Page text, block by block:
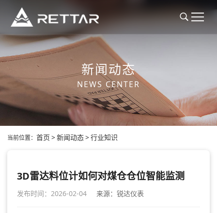
新闻动态
NEWS CENTER
当前位置： 首页 >新闻动态>行业知识
3D雷达料位计如何对煤仓仓位智能监测
发布时间：2026-02-04 来源：锐达仪表